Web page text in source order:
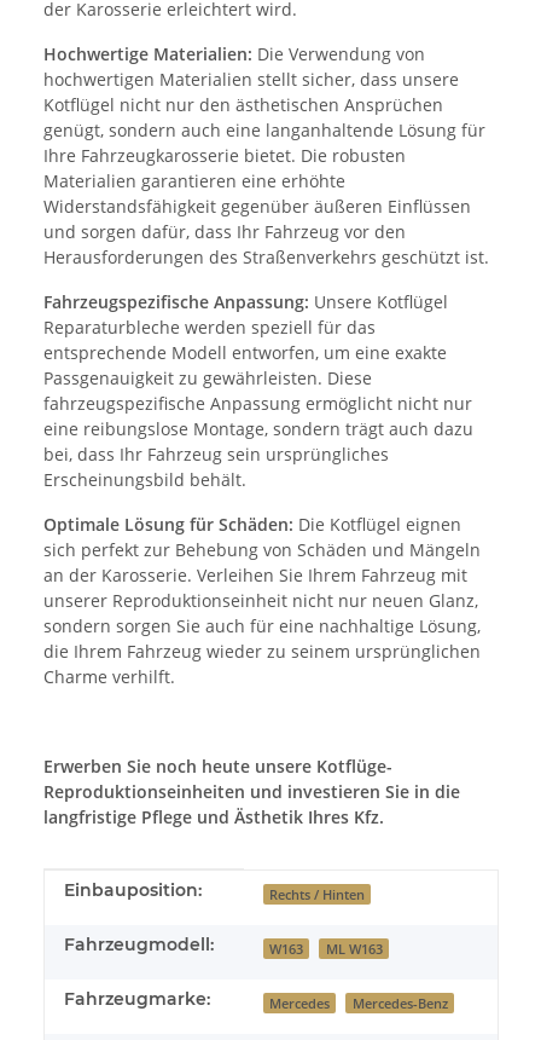
der Karosserie erleichtert wird.
Hochwertige Materialien: Die Verwendung von
hochwertigen Materialien stellt sicher, dass unsere
Kotflügel nicht nur den ästhetischen Ansprüchen
genügt, sondern auch eine langanhaltende Lösung für
Ihre Fahrzeugkarosserie bietet. Die robusten
Materialien garantieren eine erhöhte
Widerstandsfähigkeit gegenüber äußeren Einflüssen
und sorgen dafür, dass Ihr Fahrzeug vor den
Herausforderungen des Straßenverkehrs geschützt ist.
Fahrzeugspezifische Anpassung: Unsere Kotflügel
Reparaturbleche werden speziell für das
entsprechende Modell entworfen, um eine exakte
Passgenauigkeit zu gewährleisten. Diese
fahrzeugspezifische Anpassung ermöglicht nicht nur
eine reibungslose Montage, sondern trägt auch dazu
bei, dass Ihr Fahrzeug sein ursprüngliches
Erscheinungsbild behält.
Optimale Lösung für Schäden: Die Kotflügel eignen
sich perfekt zur Behebung von Schäden und Mängeln
an der Karosserie. Verleihen Sie Ihrem Fahrzeug mit
unserer Reproduktionseinheit nicht nur neuen Glanz,
sondern sorgen Sie auch für eine nachhaltige Lösung,
die Ihrem Fahrzeug wieder zu seinem ursprünglichen
Charme verhilft.
Erwerben Sie noch heute unsere Kotflüge-
Reproduktionseinheiten und investieren Sie in die
langfristige Pflege und Ästhetik Ihres Kfz.
Produkteigenschaft
Wert
Einbauposition: Rechts / Hinten
Fahrzeugmodell: W163 ML W163
Fahrzeugmarke: Mercedes Mercedes-Benz